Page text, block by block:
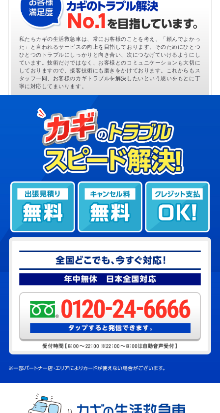
私たちカギの生活救急車は、常にお客様のことを考え、「頼んでよかっ
た」と言われるサービスの向上を目指しております。そのためにひとつ
ひとつのトラブルにしっかりと向き合い、次につなげていけるようにし
ています。技術だけではなく、お客様とのコミュニケーションも大切に
しておりますので、接客技術にも磨きをかけております。これからもス
タッフ一同、お客様のカギトラブルを解決したいという思いをもとに丁
寧に対応してまいります。